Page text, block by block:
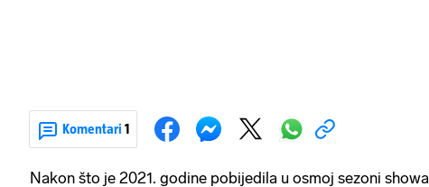
Komentari 1
Nakon što je 2021. godine pobijedila u osmoj sezoni showa